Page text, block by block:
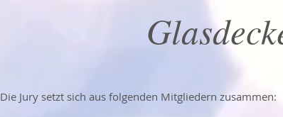
Die Jury setzt sich aus folgenden Mitgliedern zusammen: